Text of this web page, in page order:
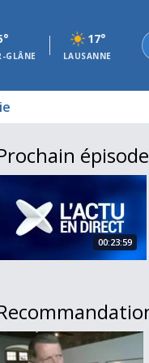
GLÂNE
17°
LAUSANNE
épisode
L&#039;Actu du 21.05.13
00:23:59
Chine s&#039;invite